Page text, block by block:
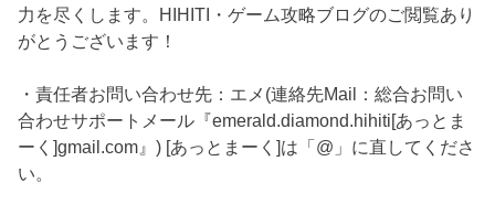
力を尽くします。HIHITI・ゲーム攻略ブログのご閲覧あり
がとうございます！
・責任者お問い合わせ先：エメ(連絡先Mail：総合お問い
合わせサポートメール『emerald.diamond.hihiti[あっとま
ーく]gmail.com』) [あっとまーく]は「@」に直してくださ
い。